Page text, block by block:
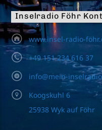
Inselradio Föhr
www.insel-radio-
+49 151 234 616 37
info@mein-
Koogskuhl 6
25938 Wyk auf Föhr